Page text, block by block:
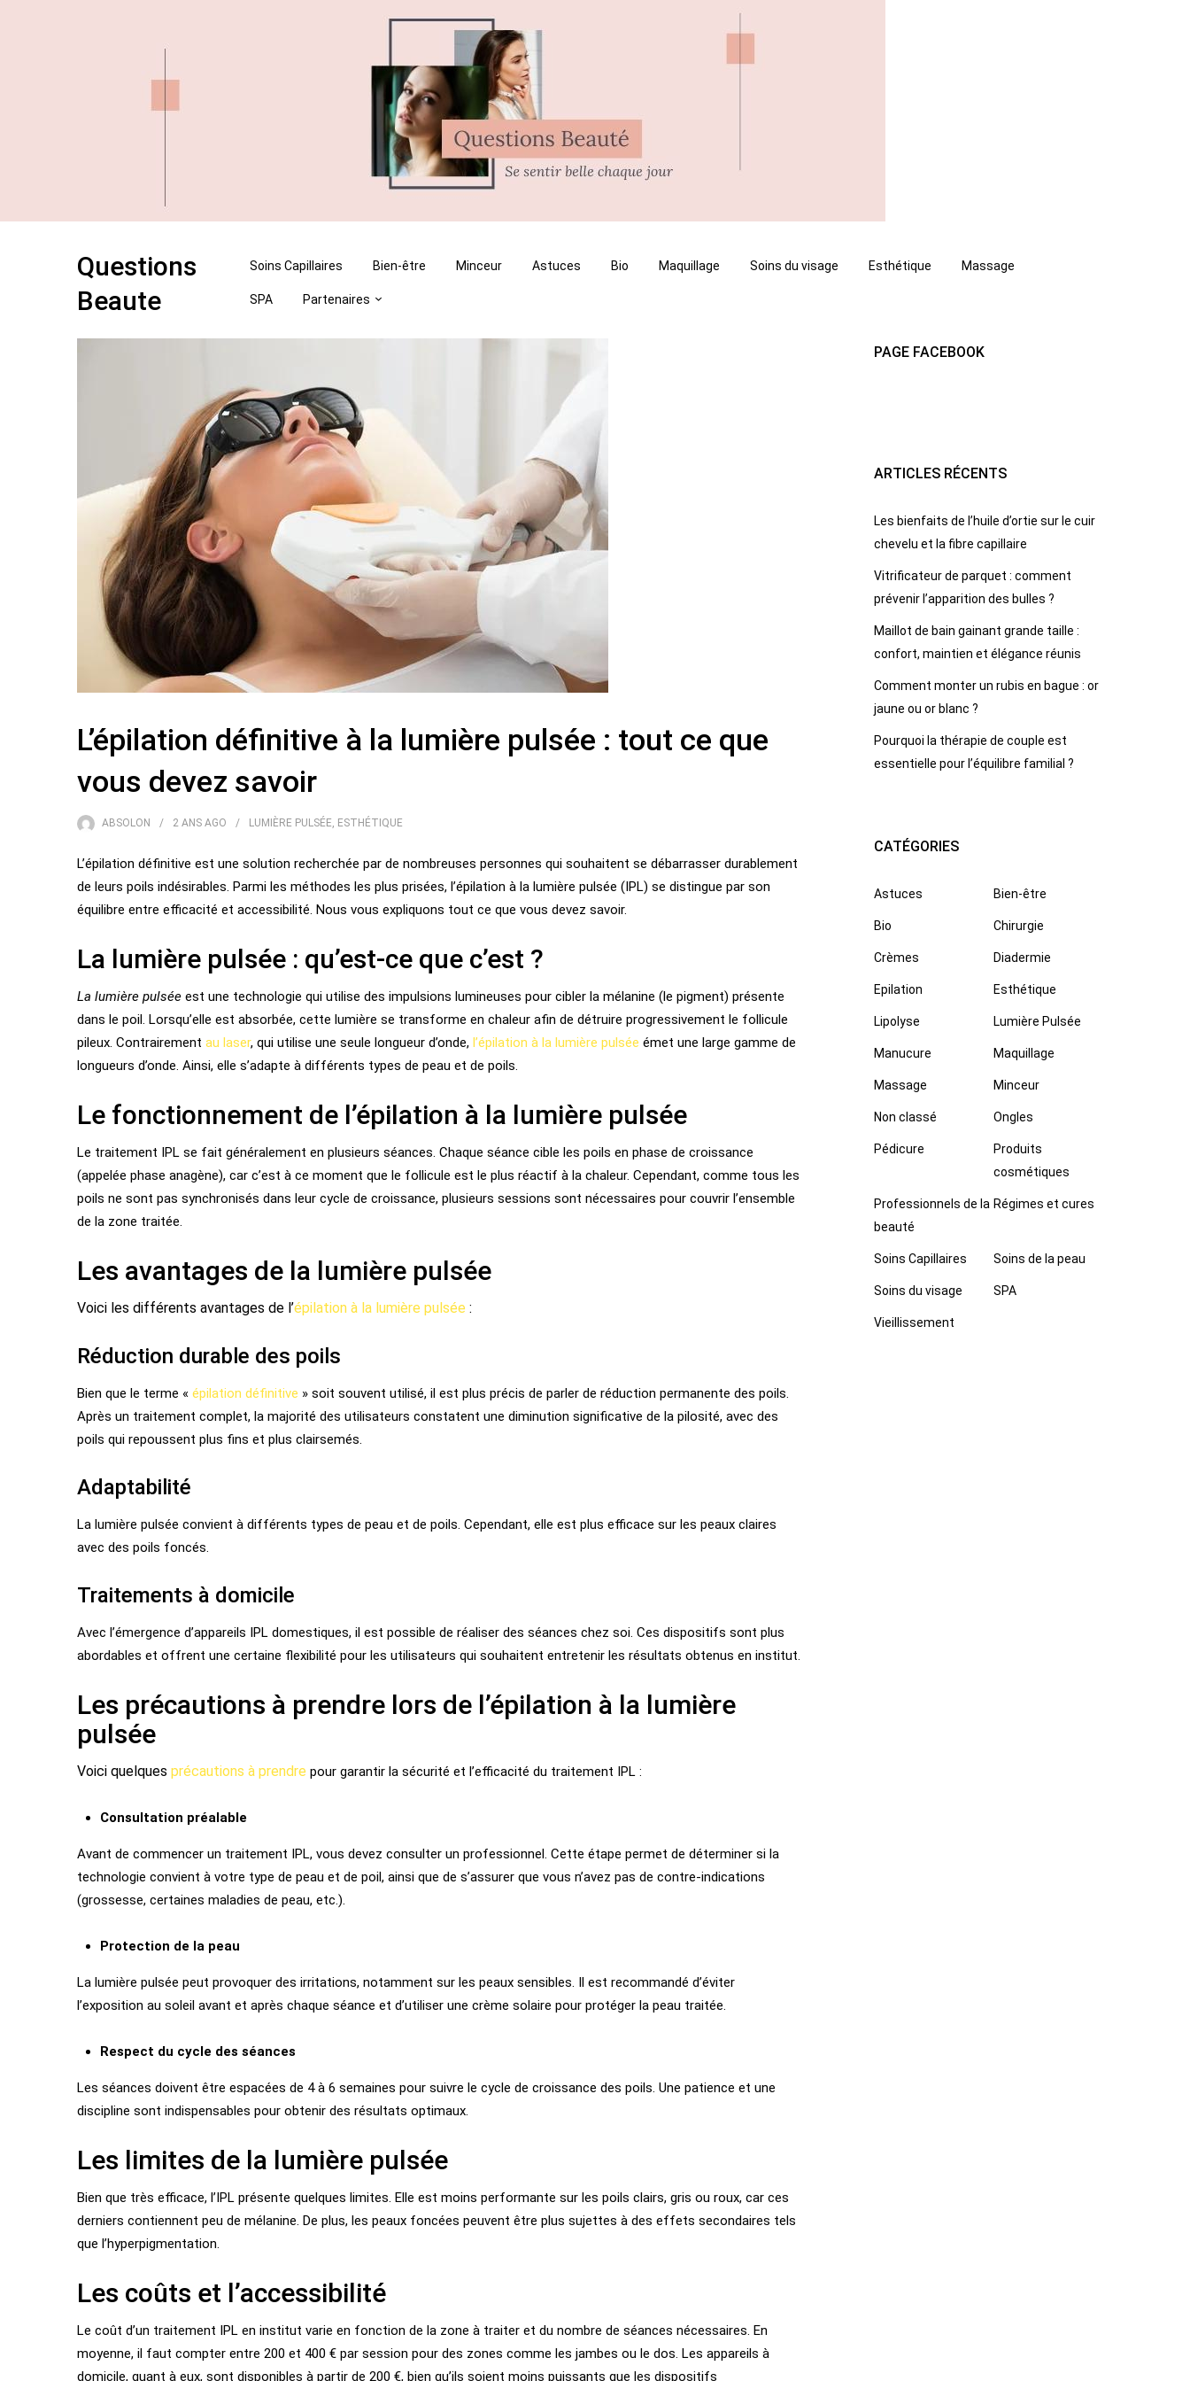
Questions
Beaute
Soins Capillaires Bien-être Minceur Astuces Bio Maquillage Soins du visage Esthétique Massage
SPA Partenaires
L’épilation définitive à la lumière pulsée : tout ce que
vous devez savoir
ABSOLON 2 ANS AGO LUMIÈRE PULSÉE, ESTHÉTIQUE
L’épilation définitive est une solution recherchée par de nombreuses personnes qui souhaitent se débarrasser durablement
de leurs poils indésirables. Parmi les méthodes les plus prisées, l’épilation à la lumière pulsée (IPL) se distingue par son
équilibre entre efficacité et accessibilité. Nous vous expliquons tout ce que vous devez savoir.
La lumière pulsée : qu’est-ce que c’est ?
La lumière pulsée est une technologie qui utilise des impulsions lumineuses pour cibler la mélanine (le pigment) présente
dans le poil. Lorsqu’elle est absorbée, cette lumière se transforme en chaleur afin de détruire progressivement le follicule
pileux. Contrairement au laser, qui utilise une seule longueur d’onde, l’épilation à la lumière pulsée émet une large gamme de
longueurs d’onde. Ainsi, elle s’adapte à différents types de peau et de poils.
Le fonctionnement de l’épilation à la lumière pulsée
Le traitement IPL se fait généralement en plusieurs séances. Chaque séance cible les poils en phase de croissance
(appelée phase anagène), car c’est à ce moment que le follicule est le plus réactif à la chaleur. Cependant, comme tous les
poils ne sont pas synchronisés dans leur cycle de croissance, plusieurs sessions sont nécessaires pour couvrir l’ensemble
de la zone traitée.
Les avantages de la lumière pulsée
Voici les différents avantages de l’épilation à la lumière pulsée :
Réduction durable des poils
Bien que le terme « épilation définitive » soit souvent utilisé, il est plus précis de parler de réduction permanente des poils.
Après un traitement complet, la majorité des utilisateurs constatent une diminution significative de la pilosité, avec des
poils qui repoussent plus fins et plus clairsemés.
Adaptabilité
La lumière pulsée convient à différents types de peau et de poils. Cependant, elle est plus efficace sur les peaux claires
avec des poils foncés.
Traitements à domicile
Avec l’émergence d’appareils IPL domestiques, il est possible de réaliser des séances chez soi. Ces dispositifs sont plus
abordables et offrent une certaine flexibilité pour les utilisateurs qui souhaitent entretenir les résultats obtenus en institut.
Les précautions à prendre lors de l’épilation à la lumière
pulsée
Voici quelques précautions à prendre pour garantir la sécurité et l’efficacité du traitement IPL :
Consultation préalable
Avant de commencer un traitement IPL, vous devez consulter un professionnel. Cette étape permet de déterminer si la
technologie convient à votre type de peau et de poil, ainsi que de s’assurer que vous n’avez pas de contre-indications
(grossesse, certaines maladies de peau, etc.).
Protection de la peau
La lumière pulsée peut provoquer des irritations, notamment sur les peaux sensibles. Il est recommandé d’éviter
l’exposition au soleil avant et après chaque séance et d’utiliser une crème solaire pour protéger la peau traitée.
Respect du cycle des séances
Les séances doivent être espacées de 4 à 6 semaines pour suivre le cycle de croissance des poils. Une patience et une
discipline sont indispensables pour obtenir des résultats optimaux.
Les limites de la lumière pulsée
Bien que très efficace, l’IPL présente quelques limites. Elle est moins performante sur les poils clairs, gris ou roux, car ces
derniers contiennent peu de mélanine. De plus, les peaux foncées peuvent être plus sujettes à des effets secondaires tels
que l’hyperpigmentation.
Les coûts et l’accessibilité
Le coût d’un traitement IPL en institut varie en fonction de la zone à traiter et du nombre de séances nécessaires. En
moyenne, il faut compter entre 200 et 400 € par session pour des zones comme les jambes ou le dos. Les appareils à
domicile, quant à eux, sont disponibles à partir de 200 €, bien qu’ils soient moins puissants que les dispositifs
PAGE FACEBOOK
ARTICLES RÉCENTS
Les bienfaits de l’huile d’ortie sur le cuir
chevelu et la fibre capillaire
Vitrificateur de parquet : comment
prévenir l’apparition des bulles ?
Maillot de bain gainant grande taille :
confort, maintien et élégance réunis
Comment monter un rubis en bague : or
jaune ou or blanc ?
Pourquoi la thérapie de couple est
essentielle pour l’équilibre familial ?
CATÉGORIES
Astuces Bien-être
Bio Chirurgie
Crèmes Diadermie
Epilation Esthétique
Lipolyse Lumière Pulsée
Manucure Maquillage
Massage Minceur
Non classé Ongles
Pédicure
Produits
cosmétiques
Professionnels de la
beauté
Régimes et cures
Soins Capillaires Soins de la peau
Soins du visage SPA
Vieillissement